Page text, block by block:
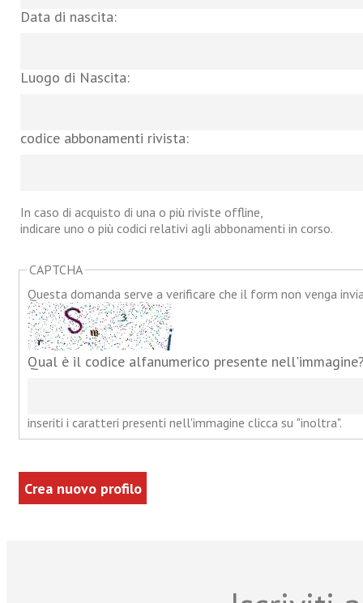
Data di nascita:
Luogo di Nascita:
codice abbonamenti rivista:
In caso di acquisto di una o più riviste offline,
indicare uno o più codici relativi agli abbonamenti in corso.
CAPTCHA
Questa domanda serve a verificare che il form non venga
Qual è il codice alfanumerico presente
inseriti i caratteri presenti nell'immagine clicca su "inoltra".